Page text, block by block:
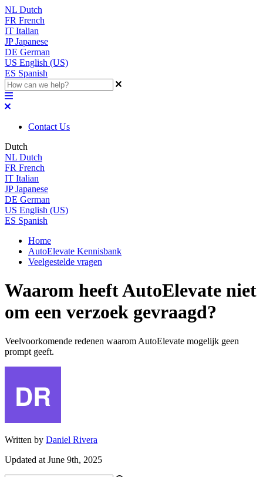
NL Dutch
FR French
IT Italian
JP Japanese
DE German
US English (US)
ES Spanish
Contact Us
Dutch
NL Dutch
FR French
IT Italian
JP Japanese
DE German
US English (US)
ES Spanish
Home
AutoElevate Kennisbank
Veelgestelde vragen
Waarom heeft AutoElevate niet
om een verzoek gevraagd?
Veelvoorkomende redenen waarom AutoElevate mogelijk geen
prompt geeft.
Written by Daniel Rivera
Updated at June 9th, 2025